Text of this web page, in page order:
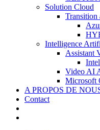
Solution Cloud
Transition
Intelligence
Assistant
Video AI
Microsoft
A PROPOS DE
Contact